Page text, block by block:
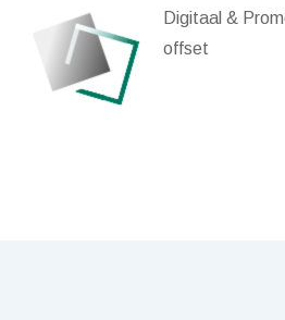
Digitaal &
offset